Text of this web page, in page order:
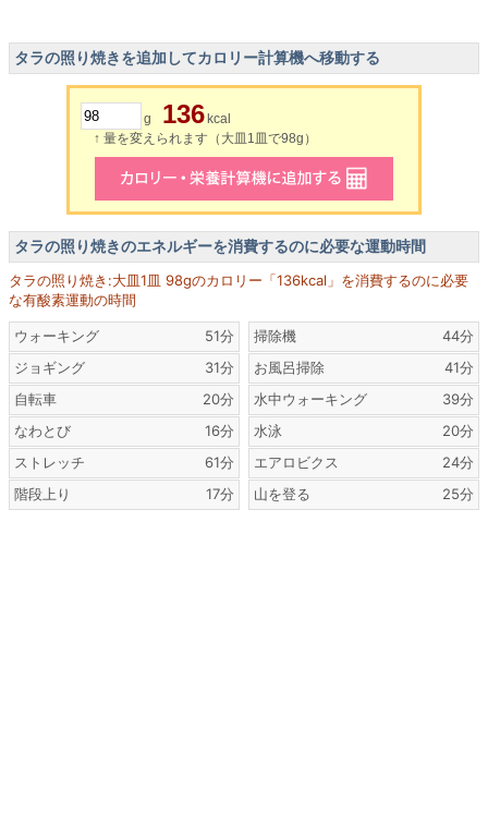
タラの照り焼きを追加してカロリー計算機へ移動する
g 136 kcal
↑ 量を変えられます（大皿1皿で98g）
タラの照り焼きのエネルギーを消費するのに必要な運動時間
タラの照り焼き:大皿1皿 98gのカロリー「136kcal」を消費するのに必要
な有酸素運動の時間
ウォーキング
51分
ジョギング
31分
自転車
20分
なわとび
16分
ストレッチ
61分
階段上り
17分
掃除機
44分
お風呂掃除
41分
水中ウォーキング
39分
水泳
20分
エアロビクス
24分
山を登る
25分